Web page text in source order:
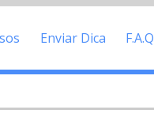
Enviar Dica F.A.Q